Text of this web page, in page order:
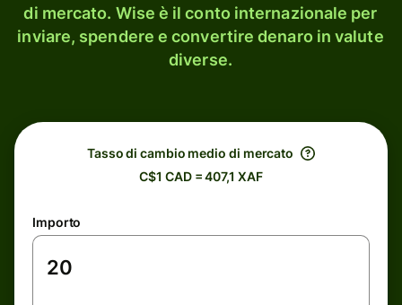
di mercato. Wise è il conto internazionale per
inviare, spendere e convertire denaro in valute
diverse.
Tasso di cambio medio di mercato
C$1 CAD = 407,1 XAF
Importo